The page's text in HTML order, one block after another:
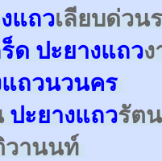
แถวเลียบด่วน
ด ปะยางแถว
แถวนวนคร
ปะยางแถวรัต
วานนท์